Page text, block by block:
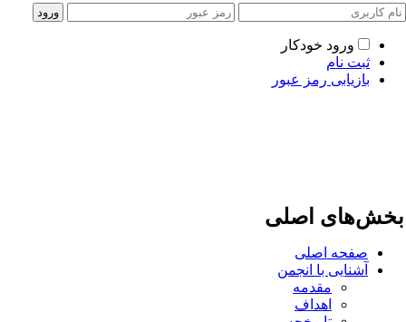
ورود خودکار
ثبت نام
بازیابی رمز عبور
اصلی
صفحه اصلی
آشنایی با انجمن
مقدمه
اهداف